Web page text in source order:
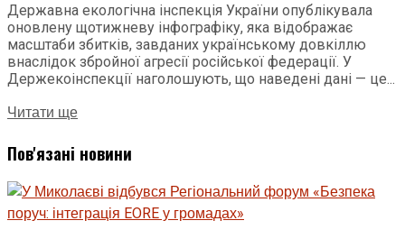
Державна екологічна інспекція України опублікувала
оновлену щотижневу інфографіку, яка відображає
масштаби збитків, завданих українському довкіллю
внаслідок збройної агресії російської федерації. У
Держекоінспекції наголошують, що наведені дані — це...
Читати ще
Пов'язані новини